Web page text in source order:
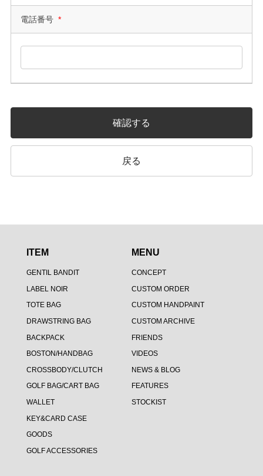
電話番号 *
確認する
戻る
ITEM
GENTIL BANDIT
LABEL NOIR
TOTE BAG
DRAWSTRING BAG
BACKPACK
BOSTON/HANDBAG
CROSSBODY/CLUTCH
GOLF BAG/CART BAG
WALLET
KEY&CARD CASE
GOODS
GOLF ACCESSORIES
MENU
CONCEPT
CUSTOM ORDER
CUSTOM HANDPAINT
CUSTOM ARCHIVE
FRIENDS
VIDEOS
NEWS & BLOG
FEATURES
STOCKIST